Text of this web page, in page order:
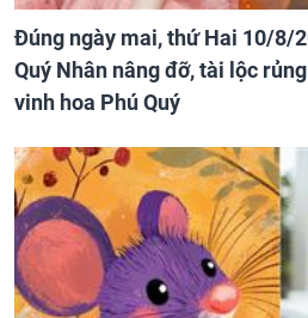
Đúng ngày mai, thứ Hai 10/8/
Quý Nhân nâng đỡ, tài lộc
vinh hoa Phú Quý